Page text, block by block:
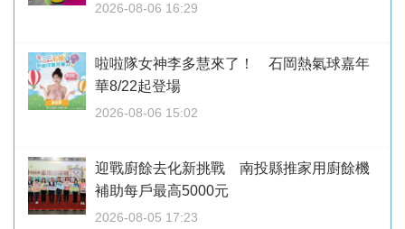
2026-08-06 16:29
啦啦隊女神李多慧來了！ 石岡熱氣球嘉年
華8/22起登場
2026-08-06 15:02
迎戰廚餘去化新挑戰 南投縣推家用廚餘機
補助每戶最高5000元
2026-08-05 17:23